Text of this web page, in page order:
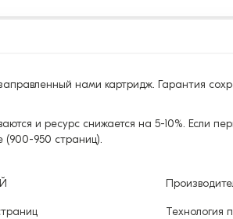
нами картридж. Гарантия
и ресурс снижается на 5-10%. Если
(900-950 страниц).
Технология